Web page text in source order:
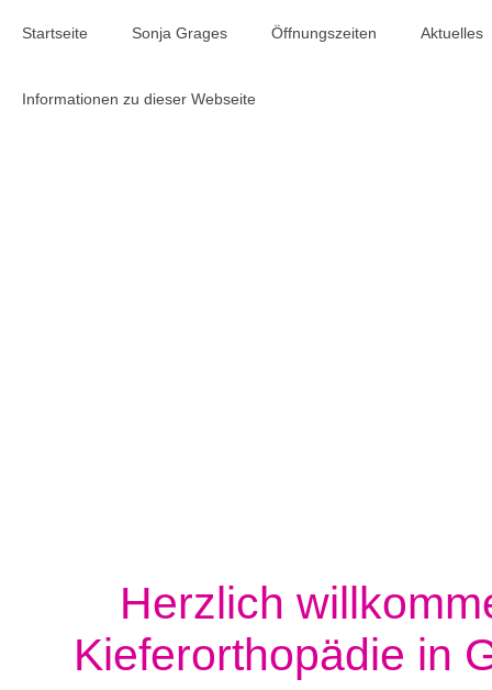
Startseite Sonja Grages Öffnungszeiten Aktuelles
Informationen zu dieser Webseite
Herzlich
Kieferorthopädie in